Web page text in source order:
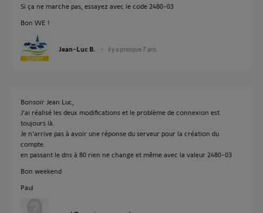
Si ça ne marche pas, essayez avec le code 2480-03
Bon WE !
Jean-Luc B. il y a presque 7 ans
Bonsoir Jean Luc,
J'ai réalisé les deux modifications et le problème de connexion est
toujours là.
Je n'arrive pas à avoir une réponse du serveur pour la création du
compte.
en passant le dns à 80 rien ne change et même avec la valeur 2480-03
Bon weekend
Paul